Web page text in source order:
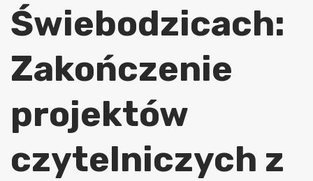
Świebodzicach:
Zakończenie
projektów
czytelniczych z